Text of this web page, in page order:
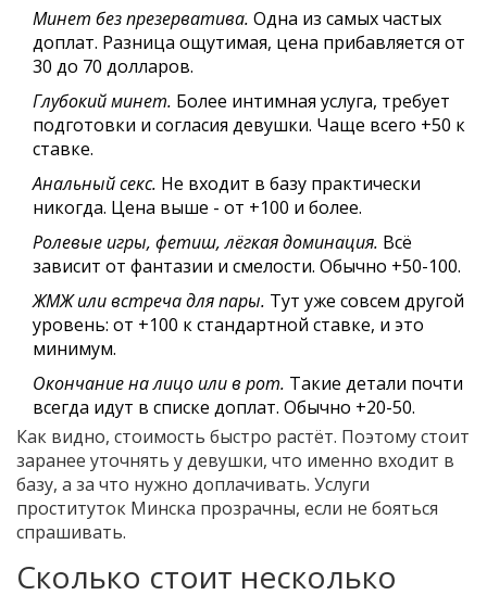
Минет без презерватива. Одна из самых частых
доплат. Разница ощутимая, цена прибавляется от
30 до 70 долларов.
Глубокий минет. Более интимная услуга, требует
подготовки и согласия девушки. Чаще всего +50 к
ставке.
Анальный секс. Не входит в базу практически
никогда. Цена выше - от +100 и более.
Ролевые игры, фетиш, лёгкая доминация. Всё
зависит от фантазии и смелости. Обычно +50-100.
ЖМЖ или встреча для пары. Тут уже совсем другой
уровень: от +100 к стандартной ставке, и это
минимум.
Окончание на лицо или в рот. Такие детали почти
всегда идут в списке доплат. Обычно +20-50.
Как видно, стоимость быстро растёт. Поэтому стоит
заранее уточнять у девушки, что именно входит в
базу, а за что нужно доплачивать. Услуги
проституток Минска прозрачны, если не бояться
спрашивать.
Сколько стоит несколько